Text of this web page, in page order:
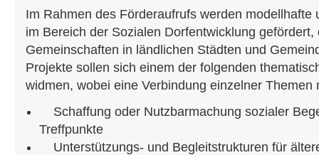
Im Rahmen des Förderaufrufs werden modellhafte
im Bereich der Sozialen Dorfentwicklung
Gemeinschaften in ländlichen Städten und
Projekte sollen sich einem der folgenden
widmen, wobei eine Verbindung einzelner Themen
Schaffung oder Nutzbarmachung sozialer
Treffpunkte
Unterstützungs- und Begleitstrukturen für